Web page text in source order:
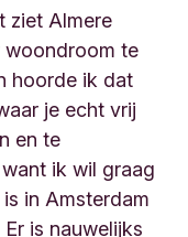
ziet Almere
woondroom te
hoorde ik dat
je echt vrij
en te
ik wil graag
in Amsterdam
is nauwelijks